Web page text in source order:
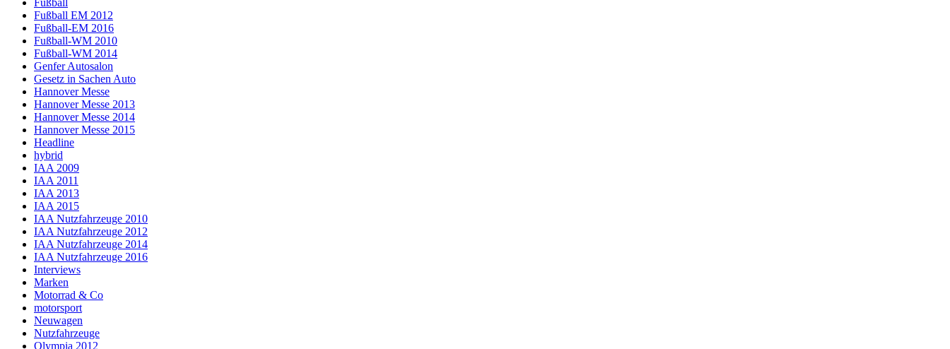
Fußball EM 2012
Fußball-EM 2016
Fußball-WM 2010
Fußball-WM 2014
Genfer Autosalon
Gesetz in Sachen Auto
Hannover Messe
Hannover Messe 2013
Hannover Messe 2014
Hannover Messe 2015
Headline
hybrid
IAA 2009
IAA 2011
IAA 2013
IAA 2015
IAA Nutzfahrzeuge 2010
IAA Nutzfahrzeuge 2012
IAA Nutzfahrzeuge 2014
IAA Nutzfahrzeuge 2016
Interviews
Marken
Motorrad & Co
motorsport
Neuwagen
Nutzfahrzeuge
Olympia 2012